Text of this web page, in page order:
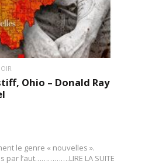
Ohio – Donald Ray
le genre « nouvelles ».
par l’aut…………….LIRE LA SUITE